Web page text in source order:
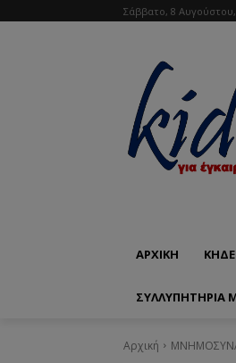
Σάββατο, 8
ΑΡΧΙΚΗ
ΣΥΛΛΥΠΗΤΗΡΙΑ
Αρχική